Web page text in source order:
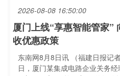
2026-08-08 16:50:00
厦门上线“享惠智能管家”
收优惠政策
东南网8月8日讯 （福建日报记
日，厦门某集成电路企业关务